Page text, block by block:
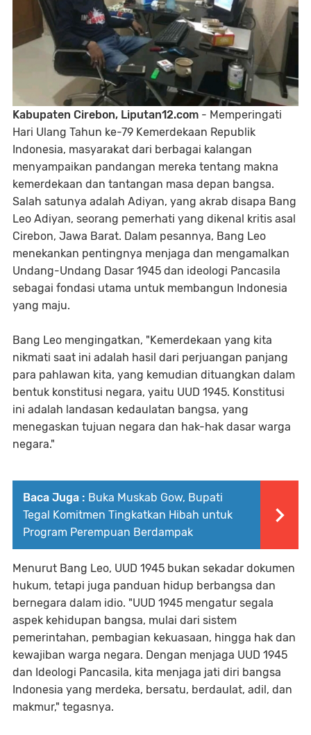
Kabupaten Cirebon, Liputan12.com - Memperingati
Hari Ulang Tahun ke-79 Kemerdekaan Republik
Indonesia, masyarakat dari berbagai kalangan
menyampaikan pandangan mereka tentang makna
kemerdekaan dan tantangan masa depan bangsa.
Salah satunya adalah Adiyan, yang akrab disapa Bang
Leo Adiyan, seorang pemerhati yang dikenal kritis asal
Cirebon, Jawa Barat. Dalam pesannya, Bang Leo
menekankan pentingnya menjaga dan mengamalkan
Undang-Undang Dasar 1945 dan ideologi Pancasila
sebagai fondasi utama untuk membangun Indonesia
yang maju.
Bang Leo mengingatkan, "Kemerdekaan yang kita
nikmati saat ini adalah hasil dari perjuangan panjang
para pahlawan kita, yang kemudian dituangkan dalam
bentuk konstitusi negara, yaitu UUD 1945. Konstitusi
ini adalah landasan kedaulatan bangsa, yang
menegaskan tujuan negara dan hak-hak dasar warga
negara."
Baca Juga : Buka Muskab Gow, Bupati
Tegal Komitmen Tingkatkan Hibah untuk
Program Perempuan Berdampak
Menurut Bang Leo, UUD 1945 bukan sekadar dokumen
hukum, tetapi juga panduan hidup berbangsa dan
bernegara dalam idio. "UUD 1945 mengatur segala
aspek kehidupan bangsa, mulai dari sistem
pemerintahan, pembagian kekuasaan, hingga hak dan
kewajiban warga negara. Dengan menjaga UUD 1945
dan Ideologi Pancasila, kita menjaga jati diri bangsa
Indonesia yang merdeka, bersatu, berdaulat, adil, dan
makmur," tegasnya.